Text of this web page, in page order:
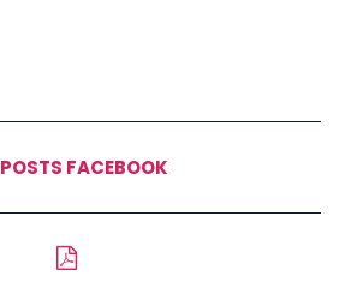
POSTS FACEBOOK